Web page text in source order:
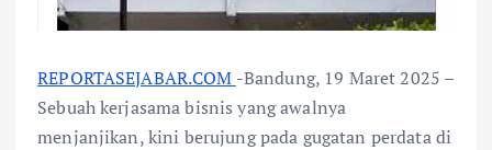
REPORTASEJABAR.COM -Bandung, 19 Maret 2025 –
Sebuah kerjasama bisnis yang awalnya
menjanjikan, kini berujung pada gugatan perdata di